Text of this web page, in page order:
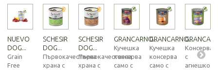
NUEVO
DOG...
Grain
Free
SCHESIR
DOG...
Първокачествена
храна с
SCHESIR
DOG...
Първокачествена
храна с
GRANCARNO...
Кучешка
консерва
само с
GRANCARNO...
Кучешка
консерва
само с
Консерва
с
агнешко